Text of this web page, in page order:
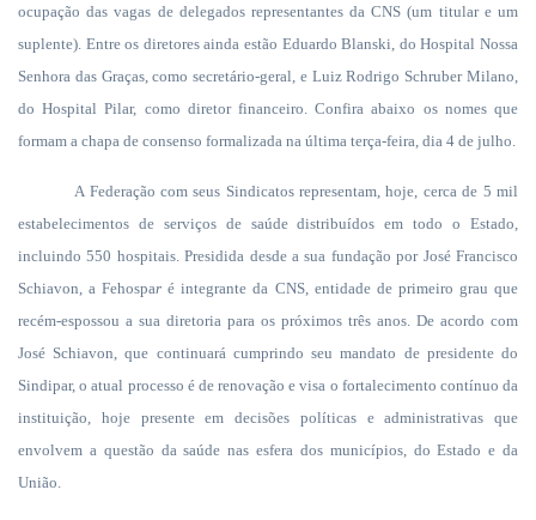
ocupação das vagas de delegados representantes da CNS (um titular e um
suplente). Entre os diretores ainda estão Eduardo Blanski, do Hospital Nossa
Senhora das Graças, como secretário-geral, e Luiz Rodrigo Schruber Milano,
do Hospital Pilar, como diretor financeiro. Confira abaixo os nomes que
formam a chapa de consenso formalizada na última terça-feira, dia 4 de julho.
A Federação com seus Sindicatos representam, hoje, cerca de 5 mil
estabelecimentos de serviços de saúde distribuídos em todo o Estado,
incluindo 550 hospitais. Presidida desde a sua fundação por José Francisco
Schiavon, a Fehospar é integrante da CNS, entidade de primeiro grau que
recém-espossou a sua diretoria para os próximos três anos. De acordo com
José Schiavon, que continuará cumprindo seu mandato de presidente do
Sindipar, o atual processo é de renovação e visa o fortalecimento contínuo da
instituição, hoje presente em decisões políticas e administrativas que
envolvem a questão da saúde nas esfera dos municípios, do Estado e da
União.